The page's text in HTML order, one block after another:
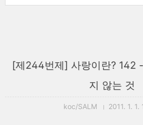
[제244번제] 사랑이란? 142
지 않는 것
koc/SALM 2011. 1. 1.